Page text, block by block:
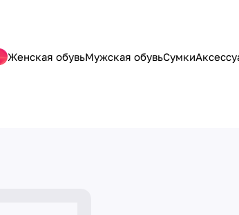
Женская обувьМужская обувьСумки